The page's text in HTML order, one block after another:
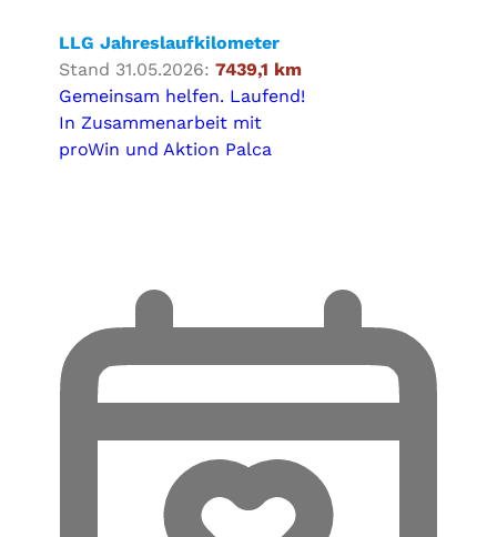
LLG Jahreslaufkilometer
Stand 31.05.2026: 7439,1 km
Gemeinsam helfen. Laufend!
In Zusammenarbeit mit
proWin und Aktion Palca